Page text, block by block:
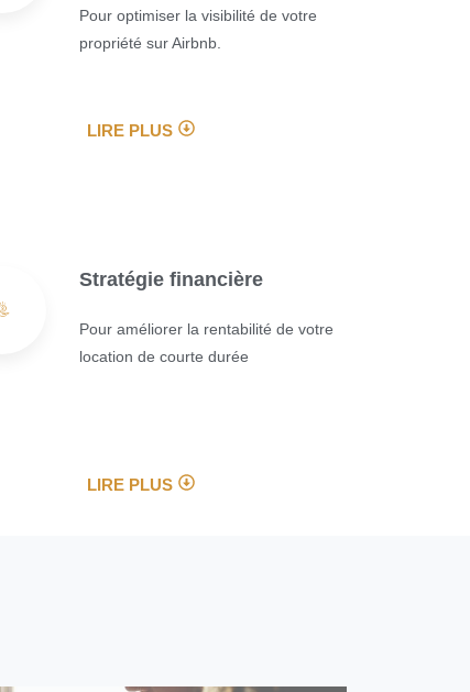
Pour optimiser la visibilité de votre
propriété sur Airbnb.
LIRE PLUS
Stratégie financière
Pour améliorer la rentabilité de votre
location de courte durée
LIRE PLUS